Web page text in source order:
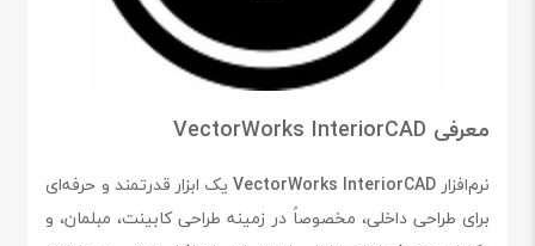
معرفی VectorWorks InteriorCAD
نرم‌افزارVectorWorks InteriorCADیک ابزار قدرتمند و حرفه‌ای
برای طراحی داخلی، مخصوصاً در زمینه طراحی کابینت، مبلمان، و